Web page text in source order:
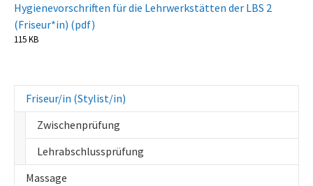
Hygienevorschriften für die Lehrwerkstätten der LBS 2
(Friseur*in) (pdf)
115 KB
Friseur/in (Stylist/in)
Zwischenprüfung
Lehrabschlussprüfung
Massage